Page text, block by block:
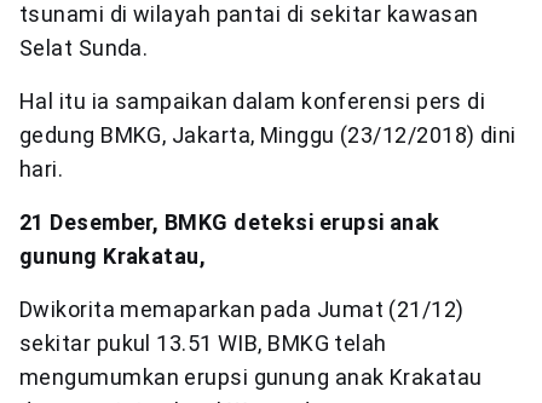
tsunami di wilayah pantai di sekitar kawasan
Selat Sunda.
Hal itu ia sampaikan dalam konferensi pers di
gedung BMKG, Jakarta, Minggu (23/12/2018) dini
hari.
21 Desember, BMKG deteksi erupsi anak
gunung Krakatau,
Dwikorita memaparkan pada Jumat (21/12)
sekitar pukul 13.51 WIB, BMKG telah
mengumumkan erupsi gunung anak Krakatau